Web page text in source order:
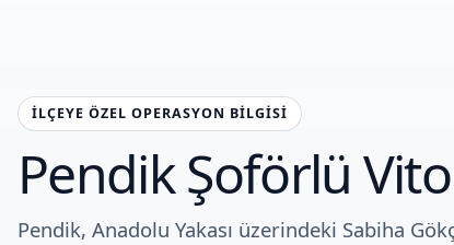
İLÇEYE ÖZEL OPERASYON BILGISI
Pendik Şoförlü
Pendik, Anadolu Yakası üzerindeki Sabiha